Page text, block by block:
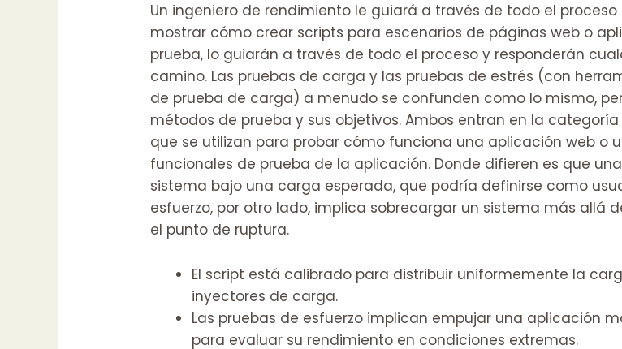
Un ingeniero de rendimiento le guiará a través de todo el
mostrar cómo crear scripts para escenarios de páginas web o
prueba, lo guiarán a través de todo el proceso y responderán
camino. Las pruebas de carga y las pruebas de estrés (con
de prueba de carga) a menudo se confunden como lo mismo,
métodos de prueba y sus objetivos. Ambos entran en la
que se utilizan para probar cómo funciona una aplicación web o
funcionales de prueba de la aplicación. Donde difieren es que
sistema bajo una carga esperada, que podría definirse como
esfuerzo, por otro lado, implica sobrecargar un sistema más
el punto de ruptura.
El script está calibrado para distribuir uniformemente la
inyectores de carga.
Las pruebas de esfuerzo implican empujar una aplicación
para evaluar su rendimiento en condiciones extremas.